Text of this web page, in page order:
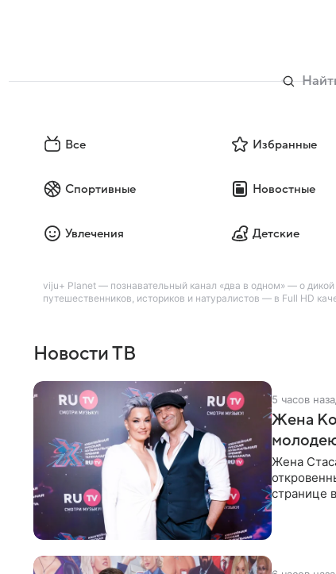
Все Избранные
Спортивные Новостные
Увлечения Детские
viju+ Planet — познавательный канал «два в одном» — о
путешественников, историков и натуралистов — в Full HD
Новости ТВ
5 часов
Жена
Жена
странице